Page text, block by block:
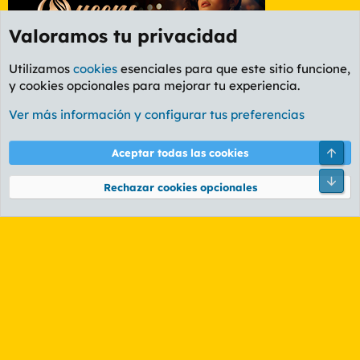
Foro General
Cookies
PL OLDSTYLE AMARILLO
Términos y reglas Política de privacidad Ayuda
Community platform by XenForo® © 2010-2026 XenForo Ltd.
Valoramos tu privacidad
Utilizamos cookies esenciales para que este sitio funcione,
y cookies opcionales para mejorar tu experiencia.
Ver más información y configurar tus preferencias
Aceptar todas las cookies
Rechazar cookies opcionales
Pie